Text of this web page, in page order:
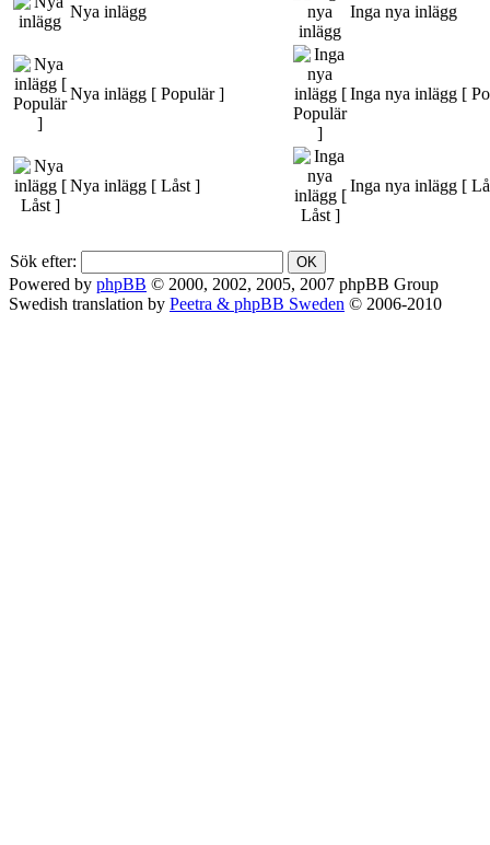
Nya inlägg Inga nya inlägg
Nya inlägg [ Populär ] Inga nya inlägg [
Nya inlägg [ Låst ] Inga nya inlägg [
Sök efter:
Powered by phpBB © 2000, 2002, 2005, 2007 phpBB Group
Swedish translation by Peetra & phpBB Sweden © 2006-2010